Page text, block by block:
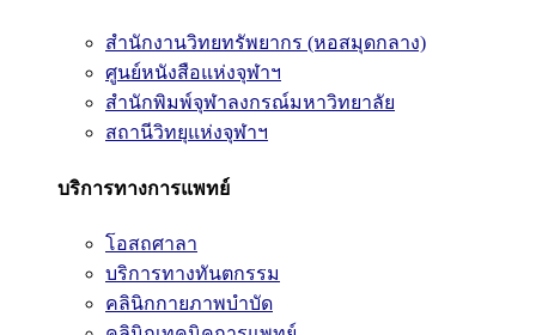
สำนักงานวิทยทรัพยากร (หอสมุดกลาง)
ศูนย์หนังสือแห่งจุฬาฯ
สำนักพิมพ์จุฬาลงกรณ์มหาวิทยาลัย
สถานีวิทยุแห่งจุฬาฯ
บริการทางการแพทย์
โอสถศาลา
บริการทางทันตกรรม
คลินิกกายภาพบำบัด